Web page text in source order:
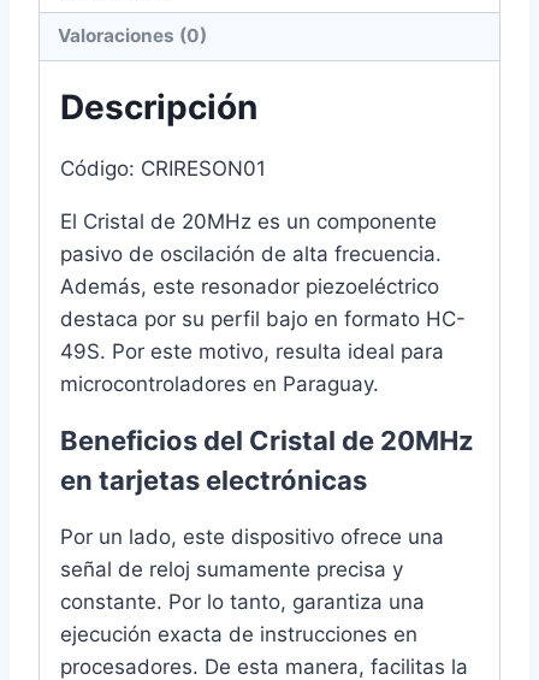
Valoraciones (0)
Descripción
Código: CRIRESON01
El Cristal de 20MHz es un componente
pasivo de oscilación de alta frecuencia.
Además, este resonador piezoeléctrico
destaca por su perfil bajo en formato HC-
49S. Por este motivo, resulta ideal para
microcontroladores en Paraguay.
Beneficios del Cristal de 20MHz
en tarjetas electrónicas
Por un lado, este dispositivo ofrece una
señal de reloj sumamente precisa y
constante. Por lo tanto, garantiza una
ejecución exacta de instrucciones en
procesadores. De esta manera, facilitas la